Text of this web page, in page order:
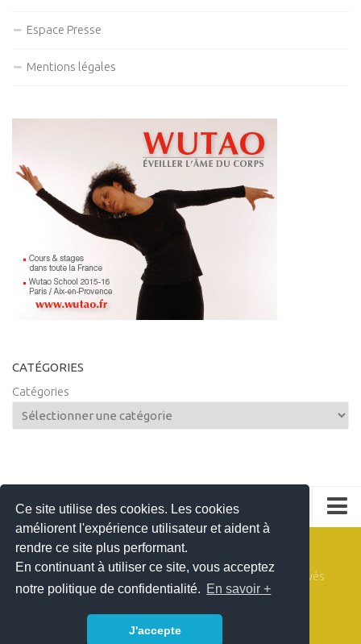
Ce site utilise des cookies. Les cookies
améliorent l'expérience utilisateur et aident à
rendre ce site plus performant.
En continuant à utiliser ce site, vous acceptez
notre politique de confidentialité. En savoir +
J'accepte
Espace Presse
Mentions légales
CATÉGORIES
Catégories
Espace Annonceurs
Espace Presse
le blog de Génération Tao © 2026. Tous droits réservés
Propulsé parWordPress. Thème conçu par